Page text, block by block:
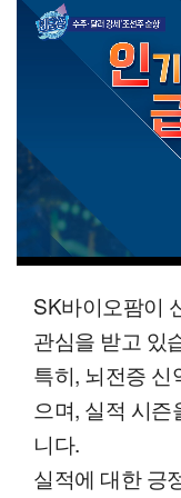
00:12
SK바이오팜이
관심을 받고 있
특히, 뇌전증
으며, 실적 시
니다.
실적에 대한 긍